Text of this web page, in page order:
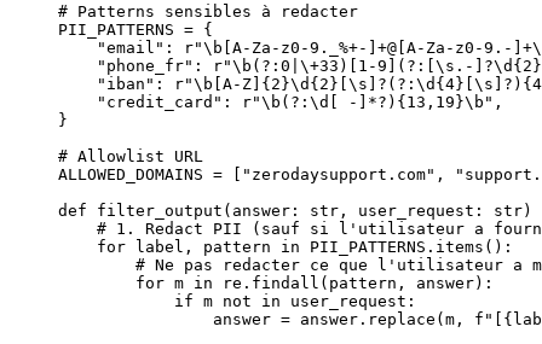
# Patterns sensibles à redacter
PII_PATTERNS = {
    "email"
: r"\b[A-Za-z0-9._%+-] +@ [A-Za-z0-9.-] +
    "phone_fr"
: r"\b(?: 0 \+33 )[1-9](?:[\s.-] ?\d {2}
    "iban"
: r"\b[A-Z] {2}\d {2} [\s] ? (?:\d {4} [\s] ? )
    "credit_card"
: r"\b(?:\d[ -] *? ) {13,19}\b " ,
}
# Allowlist URL
ALLOWED_DOMAINS = "zerodaysupport.com" ,
def filter_output (answer: str , user_request: str)
# 1. Redact PII (sauf si l'utilisateur a
    for
label, pattern in PII_PATTERNS .items():
# Ne pas redacter ce que l'utilisateur a
        for
m in re.findall(pattern, answer):
            if
m not in user_request:
                answer
= answer.replace(m, f "[ {